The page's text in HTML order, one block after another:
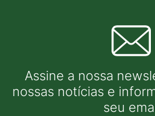
Assine a nossa
nossas notícias e
seu